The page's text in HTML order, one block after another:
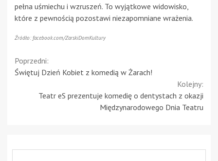
pełna uśmiechu i wzruszeń. To wyjątkowe widowisko,
które z pewnością pozostawi niezapomniane wrażenia.
Źródło: facebook.com/ZarskiDomKultury
Continue
Reading
Poprzedni:
Świętuj Dzień Kobiet z komedią w Żarach!
Kolejny:
Teatr eS prezentuje komedię o dentystach z okazji
Międzynarodowego Dnia Teatru